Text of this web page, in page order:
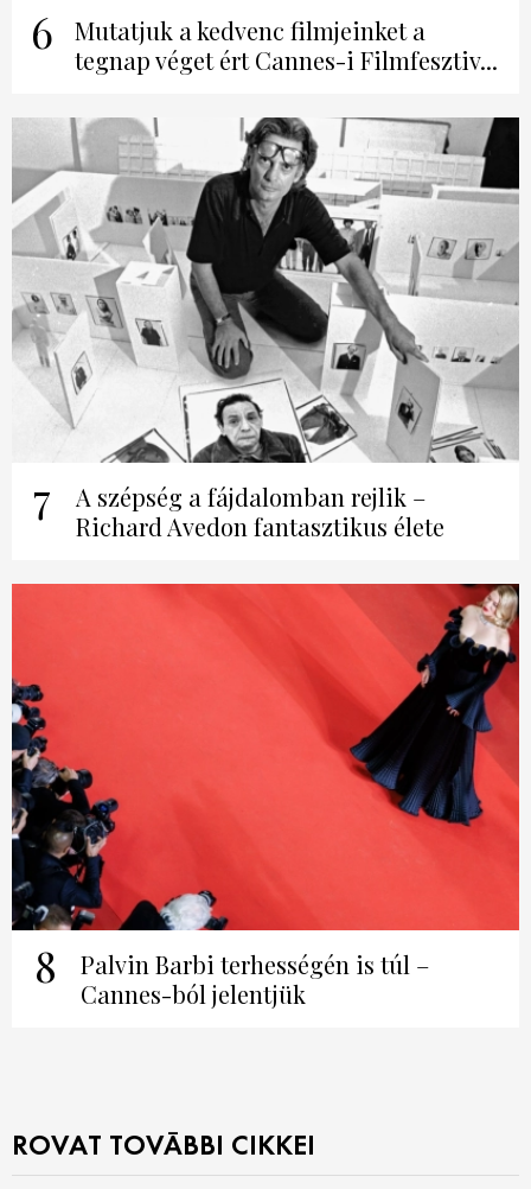
6
Mutatjuk a kedvenc filmjeinket a
tegnap véget ért Cannes-i Filmfesztiv...
7
A szépség a fájdalomban rejlik –
Richard Avedon fantasztikus élete
8
Palvin Barbi terhességén is túl –
Cannes-ból jelentjük
ROVAT TOVÁBBI CIKKEI